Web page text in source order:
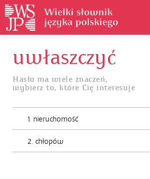
Historia słownika
Jak korzystać
Podstawy naukowe
uwłaszczyć
Hasło ma wiele znaczeń,
wybierz to, które Cię interesuje
1. nieruchomość
2. chłopów